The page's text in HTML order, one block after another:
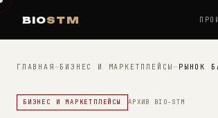
BIOSTM
ГЛАВНАЯ—БИЗНЕС И МАРКЕТПЛЕЙСЫ— РЫНОК
БИЗНЕС И МАРКЕТПЛЕЙСЫ АРХИВ BIO-STM